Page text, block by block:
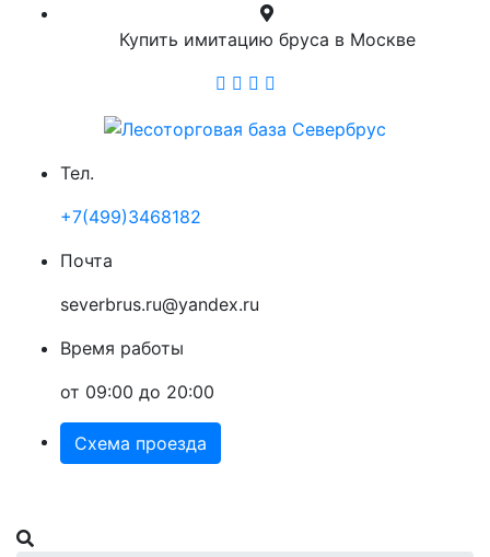
Купить имитацию бруса в Москве
Тел.
+7(499)3468182
Почта
severbrus.ru@yandex.ru
Время работы
от 09:00 до 20:00
Схема проезда